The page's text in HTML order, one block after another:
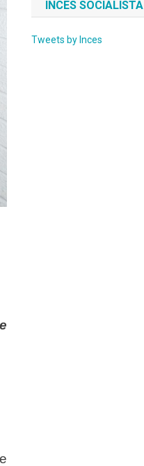
INCES SOCIALISTA
Tweets by Inces